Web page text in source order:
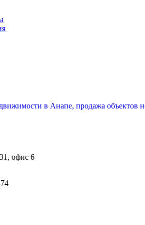
в Анапе, продажа объектов
офис 6